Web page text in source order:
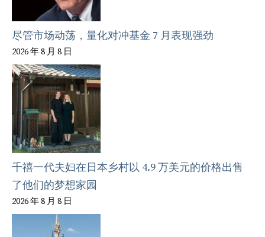
尽管市场动荡，量化对冲基金 7 月表现强劲
2026 年 8 月 8 日
千禧一代夫妇在日本乡村以 4.9 万美元的价格出售
了他们的梦想家园
2026 年 8 月 8 日